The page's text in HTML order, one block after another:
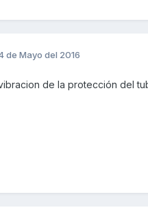
de Mayo del 2016
de la protección del